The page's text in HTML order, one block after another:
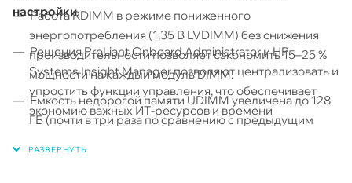
Работа RDIMM в режиме пониженного
энергопотребления (1,35 В LVDIMM) без снижения
производительности позволяет сэкономить 15–25 %
мощности на каждый модуль DIMM.
Емкость недорогой памяти UDIMM увеличена до 128
ГБ (почти в три раза по сравнению с предыдущим
настройки
Решения ProLiant Onboard Administrator и HP
Systems Insight Manager позволяют централизовать и
упростить функции управления, что обеспечивает
экономию важных ИТ-ресурсов и времени
Power Capping позволяют увеличить